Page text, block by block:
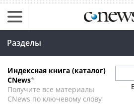
Разделы
Индексная книга (каталог)
CNews*
Получите все материалы
CNews по ключевому слову